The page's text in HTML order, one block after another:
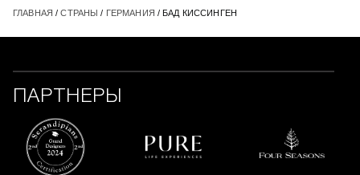
ГЛАВНАЯ /СТРАНЫ / ГЕРМАНИЯ / БАД КИССИНГЕН
ПАРТНЕРЫ